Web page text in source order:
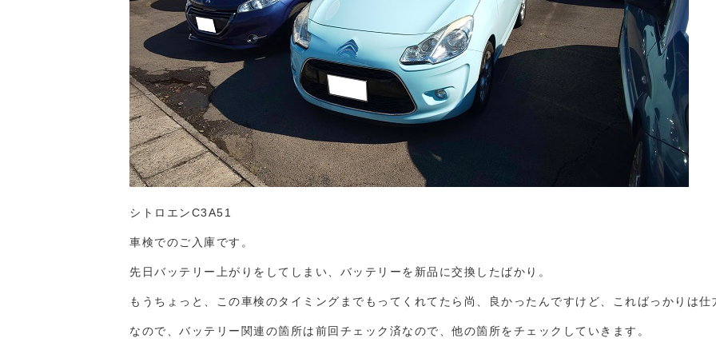
シトロエンC3A51
車検でのご入庫です。
先日バッテリー上がりをしてしまい、バッテリーを新品に交換したばかり。
もうちょっと、この車検のタイミングまでもってくれてたら尚、良かったんですけど、こればっかりは仕
なので、バッテリー関連の箇所は前回チェック済なので、他の箇所をチェックしていきます。